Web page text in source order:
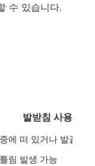
수 있습니다.
발받침 사용 전
에 떠 있거나 발끝 지
림 발생 가능